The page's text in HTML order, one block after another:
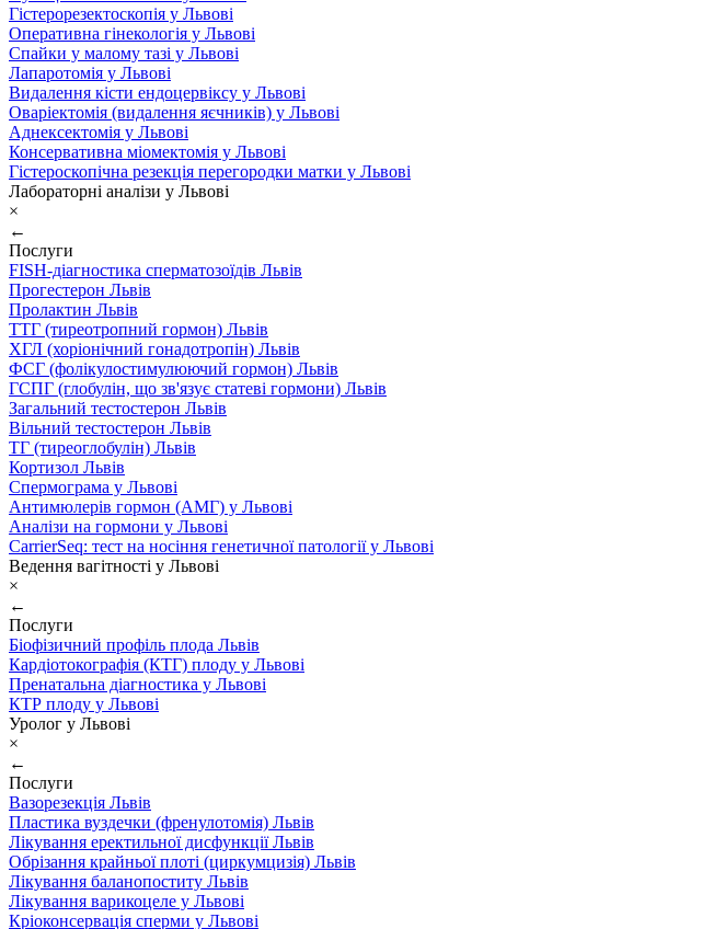
Гістерорезектоскопія у Львові
Оперативна гінекологія у Львові
Спайки у малому тазі у Львові
Лапаротомія у Львові
Видалення кісти ендоцервіксу у Львові
Оваріектомія (видалення яєчників) у Львові
Аднексектомія у Львові
Консервативна міомектомія у Львові
Гістероскопічна резекція перегородки матки у Львові
Лабораторні аналізи у Львові
×
←
Послуги
FISH-діагностика сперматозоїдів Львів
Прогестерон Львів
Пролактин Львів
ТТГ (тиреотропний гормон) Львів
ХГЛ (хоріонічний гонадотропін) Львів
ФСГ (фолікулостимулюючий гормон) Львів
ГСПГ (глобулін, що зв'язує статеві гормони) Львів
Загальний тестостерон Львів
Вільний тестостерон Львів
ТГ (тиреоглобулін) Львів
Кортизол Львів
Спермограма у Львові
Антимюлерів гормон (АМГ) у Львові
Аналізи на гормони у Львові
CarrierSeq: тест на носіння генетичної патології у Львові
Ведення вагітності у Львові
×
←
Послуги
Біофізичний профіль плода Львів
Кардіотокографія (КТГ) плоду у Львові
Пренатальна діагностика у Львові
КТР плоду у Львові
Уролог у Львові
×
←
Послуги
Вазорезекція Львів
Пластика вуздечки (френулотомія) Львів
Лікування еректильної дисфункції Львів
Обрізання крайньої плоті (циркумцизія) Львів
Лікування баланопоститу Львів
Лікування варикоцеле у Львові
Кріоконсервація сперми у Львові